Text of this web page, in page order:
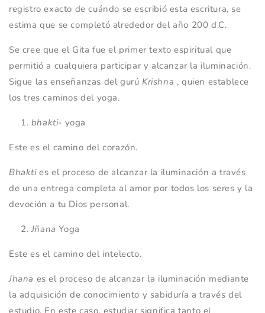
registro exacto de cuándo se escribió esta escritura, se
estima que se completó alrededor del año 200 d.C.
Se cree que el Gita fue el primer texto espiritual que
permitió a cualquiera participar y alcanzar la iluminación.
Sigue las enseñanzas del gurú Krishna ,quien establece
los tres caminos del yoga.
bhakti- yoga
Este es el camino del corazón.
Bhakti es el proceso de alcanzar la iluminación a través
de una entrega completa al amor por todos los seres y la
devoción a tu Dios personal.
Jñana Yoga
Este es el camino del intelecto.
Jhana es el proceso de alcanzar la iluminación mediante
la adquisición de conocimiento y sabiduría a través del